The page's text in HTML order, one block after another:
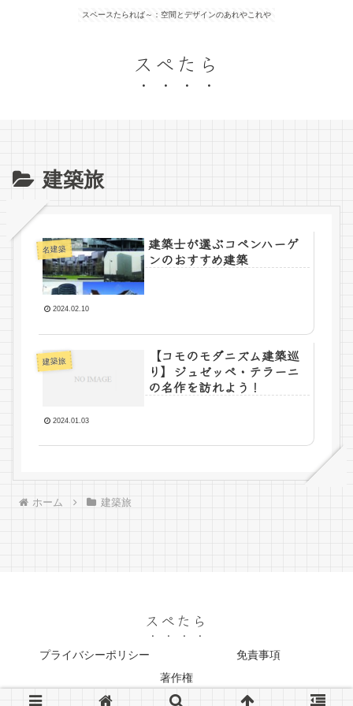
スペースたられば～：空間とデザインのあれやこれや
スぺたら
建築旅
名建築
建築士が選ぶコペンハーゲ
ンのおすすめ建築
2024.02.10
建築旅
【コモのモダニズム建築巡
り】ジュゼッペ・テラーニ
の名作を訪れよう！
2024.01.03
ホーム 建築旅
スぺたら
プライバシーポリシー
免責事項
著作権